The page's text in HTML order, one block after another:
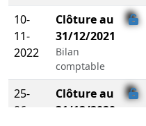
10-
11-
2022
Clôture au
31/12/2021
Bilan
comptable
25-
06-
Clôture au
31/12/2020